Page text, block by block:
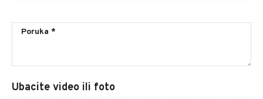
Ubacite video ili foto